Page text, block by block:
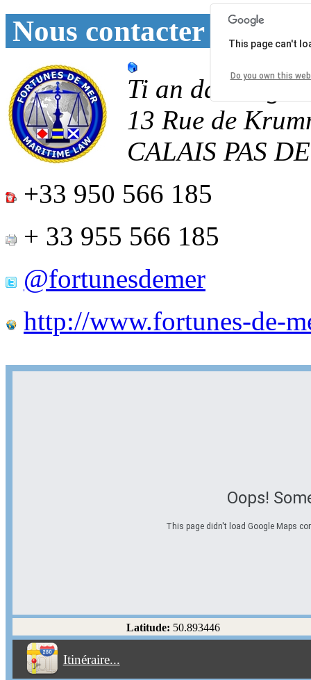
Nous contacter
Ti an
13 Rue de
CALAIS PAS
+33 950 566 185
+ 33 955 566 185
@fortunesdemer
http://www.fortunes-de-
Oops!
This page didn't load Google Maps
This page can't
Do you own this
Latitude: 50.893446
Itinéraire...
Éviter les autoroutes
Éviter les péages
Partir! Reset